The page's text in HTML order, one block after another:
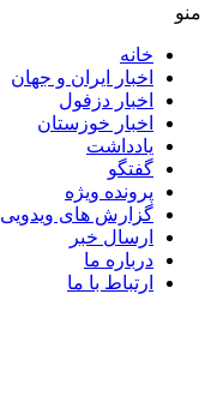
منو
خانه
اخبار ایران و جهان
اخبار دزفول
اخبار خوزستان
یادداشت
گفتگو
پرونده ویژه
گزارش های ویدویی
ارسال خبر
درباره ما
ارتباط با ما